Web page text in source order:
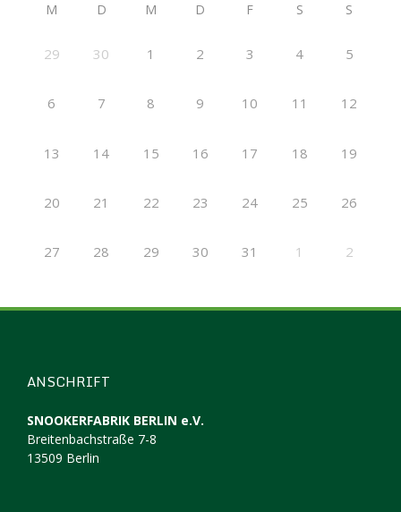
M D M D F S S
29 30 1 2 3 4 5
6 7 8 9 10 11 12
13 14 15 16 17 18 19
20 21 22 23 24 25 26
27 28 29 30 31 1 2
ANSCHRIFT
SNOOKERFABRIK BERLIN e.V.
Breitenbachstraße 7-8
13509 Berlin